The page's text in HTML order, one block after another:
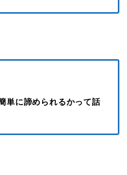
単に諦められるかって話